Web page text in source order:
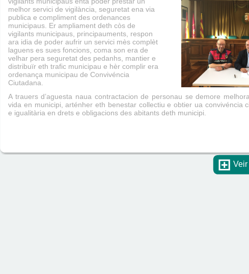
melhor servici de vigilància, seguretat ena via
publica e compliment des ordenances
municipaus. Er ampliament deth còs de
vigilants municipaus, principauments, respon
ara idia de poder aufrir un servici mès complèt
laguens es sues foncions, coma son era de
velhar pera seguretat des pedanhs, mantier e
distribuïr eth trafic municipau e hèr complir era
ordenança municipau de Convivéncia
Ciutadana.
A trauers d’aguesta naua contractacion de personau se demore
vida en municipi, arténher eth benestar collectiu e obtier ua convivéncia
e igualitària en drets e obligacions des abitants deth municipi.